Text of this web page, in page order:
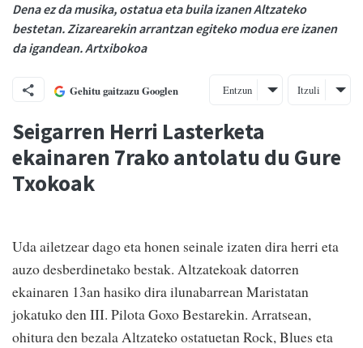
Dena ez da musika, ostatua eta buila izanen Altzateko
bestetan. Zizarearekin arrantzan egiteko modua ere izanen
da igandean. Artxibokoa
Gehitu gaitzazu Googlen Entzun Itzuli
Seigarren Herri Lasterketa
ekainaren 7rako antolatu du Gure
Txokoak
Uda ailetzear dago eta honen seinale izaten dira herri eta
auzo desberdinetako bestak. Altzatekoak datorren
ekainaren 13an hasiko dira ilunabarrean Maristatan
jokatuko den III. Pilota Goxo Bestarekin. Arratsean,
ohitura den bezala Altzateko ostatuetan Rock, Blues eta